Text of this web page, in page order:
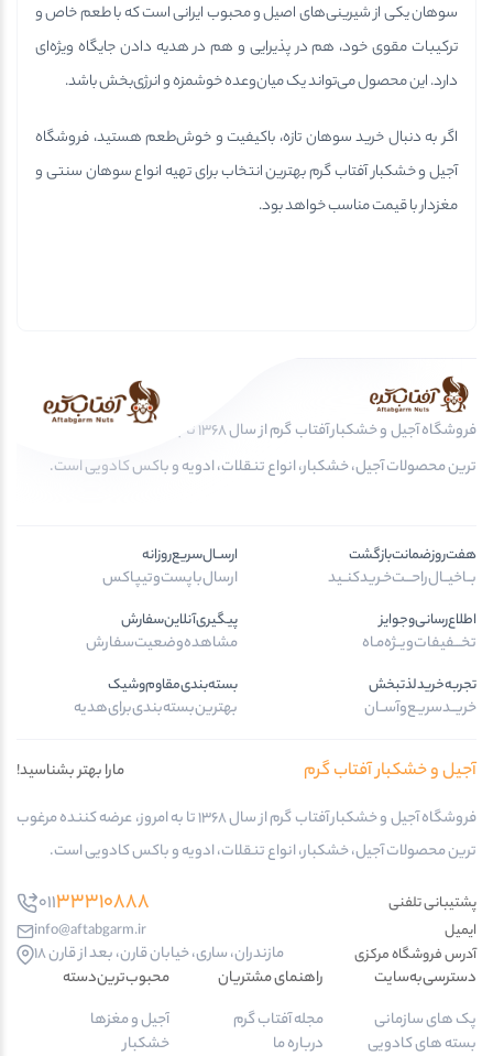
سوهان یکی از شیرینی‌های اصیل و محبوب ایرانی است که با طعم خاص و
ترکیبات مقوی خود، هم در پذیرایی و هم در هدیه دادن جایگاه ویژه‌ای
دارد. این محصول می‌تواند یک میان‌وعده خوشمزه و انرژی‌بخش باشد.
اگر به دنبال خرید سوهان تازه، باکیفیت و خوش‌طعم هستید، فروشگاه
آجیل و خشکبار آفتاب گرم بهترین انتخاب برای تهیه انواع سوهان سنتی و
مغزدار با قیمت مناسب خواهد بود.
فروشگاه آجیل و خشکبار آفتاب گرم از سال 1368 تا به امروز، عرضه کننده مرغوب
ترین محصولات آجیل، خشکبار، انواع تنقلات، ادویه و باکس کادویی است.
هفت‌روز‌ضمانت‌بازگشت
بــا‌خیــال‌راحـــت‌خـرید‌کنــید
ارســال‌سریع‌روزانه
ارسال‌با‌پست‌و‌تیپاکس
اطلاع‌رسانی‌و‌جوایز
تخـــفیفات‌ویــژه‌مـاه
پیگیری‌آنلاین‌سفارش
مشاهده‌وضعیت‌سفارش
تجربه‌خرید‌لذتبخش
خریــد‌سریـع‌و‌آســان
بسته‌بندی‌مقاوم‌وشیک
بهترین‌بسته‌بندی‌برای‌هدیه
آجیل و خشکبار آفتاب گرم
مارا بهتر بشناسید!
فروشگاه آجیل و خشکبار آفتاب گرم از سال 1368 تا به امروز، عرضه کننده مرغوب
ترین محصولات آجیل، خشکبار، انواع تنقلات، ادویه و باکس کادویی است.
پشتیبانی تلفنی 01133310888
ایمیل
info@aftabgarm.ir
آدرس‌ فروشگاه مرکزی
مازندران، ساری، خیابان قارن، بعد از قارن 18
دسترسی‌به‌سایت
پک های سازمانی
بسته های کادویی
راهنمای مشتریان
مجله آفتاب گرم
درباره ما
محبوب‌ترین‌دسته‌
آجیل و مغزها
خشکبار